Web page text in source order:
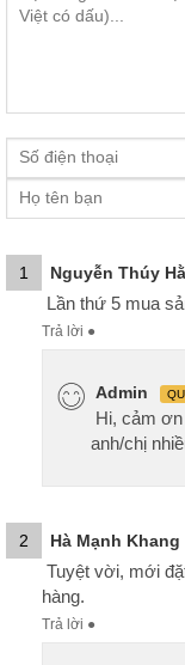
1 Nguyễn Thúy
Lần thứ 5 mua
Trả lời ●
Admin
Hi, cảm
anh/chị
2 Hà Mạnh Khang
Tuyệt vời, mới
hàng.
Trả lời ●